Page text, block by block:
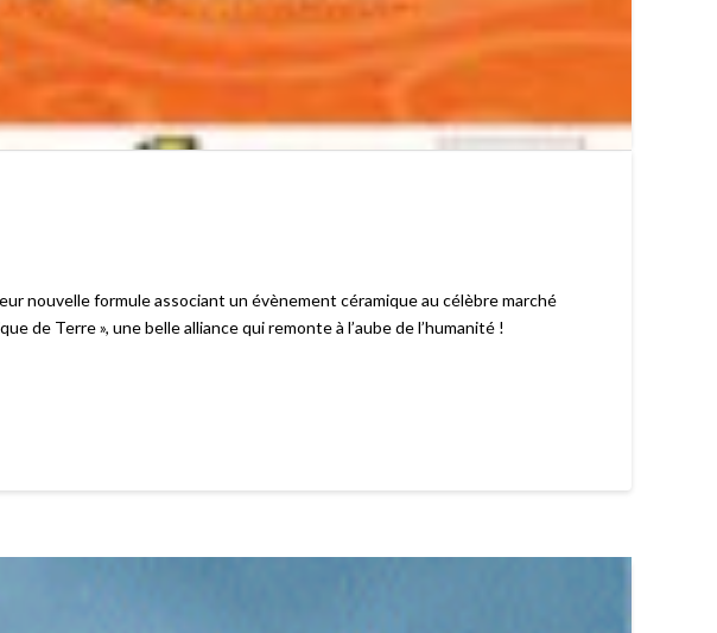
nouvelle formule associant un évènement céramique au célèbre marché
de Terre », une belle alliance qui remonte à l’aube de l’humanité !